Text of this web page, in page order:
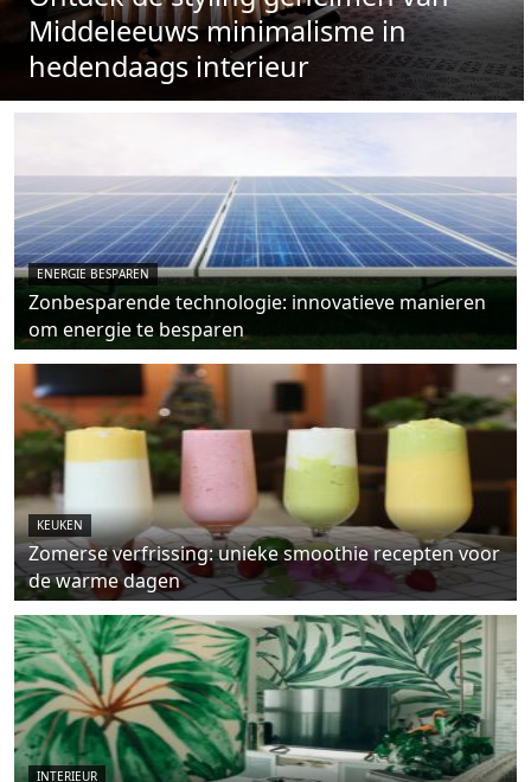
Middeleeuws minimalisme in
hedendaags interieur
ENERGIE BESPAREN
Zonbesparende technologie: innovatieve manieren
om energie te besparen
KEUKEN
Zomerse verfrissing: unieke smoothie recepten voor
de warme dagen
INTERIEUR